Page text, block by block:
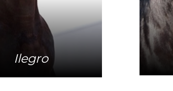
Ilegro